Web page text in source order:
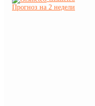
Прогноз на 2 недели